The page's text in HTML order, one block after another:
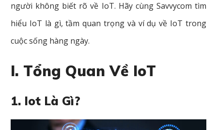
người không biết rõ về IoT. Hãy cùng Savvycom tìm
hiểu IoT là gì, tầm quan trọng và ví dụ về IoT trong
cuộc sống hàng ngày.
I. Tổng Quan Về IoT
1. Iot Là Gì?